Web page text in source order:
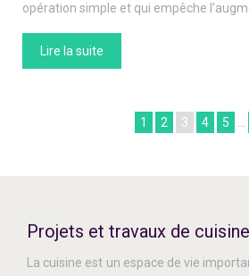
opération simple et qui empêche
Lire la suite
1 2 3 4 5
Projets et travaux de cuisine
La cuisine est un espace de vie